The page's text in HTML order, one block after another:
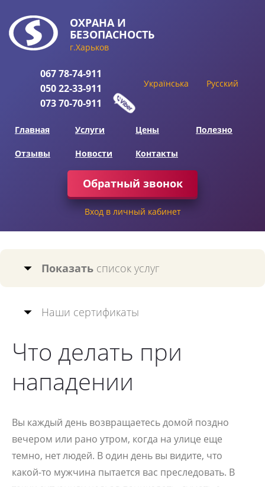
ОХРАНАИ
БЕЗОПАСНОСТЬ
г.Харьков
06778-74-911
05022-33-911
07370-70-911
Українська Русский
Главная Услуги Цены Полезно
Отзывы Новости Контакты
Обратный звонок
Вход в личный кабинет
Показать список услуг
Наши сертификаты
Что делать при
нападении
Вы каждый день возвращаетесь домой поздно
вечером или рано утром, когда на улице еще
темно, нет людей. В один день вы видите, что
какой-то мужчина пытается вас преследовать. В